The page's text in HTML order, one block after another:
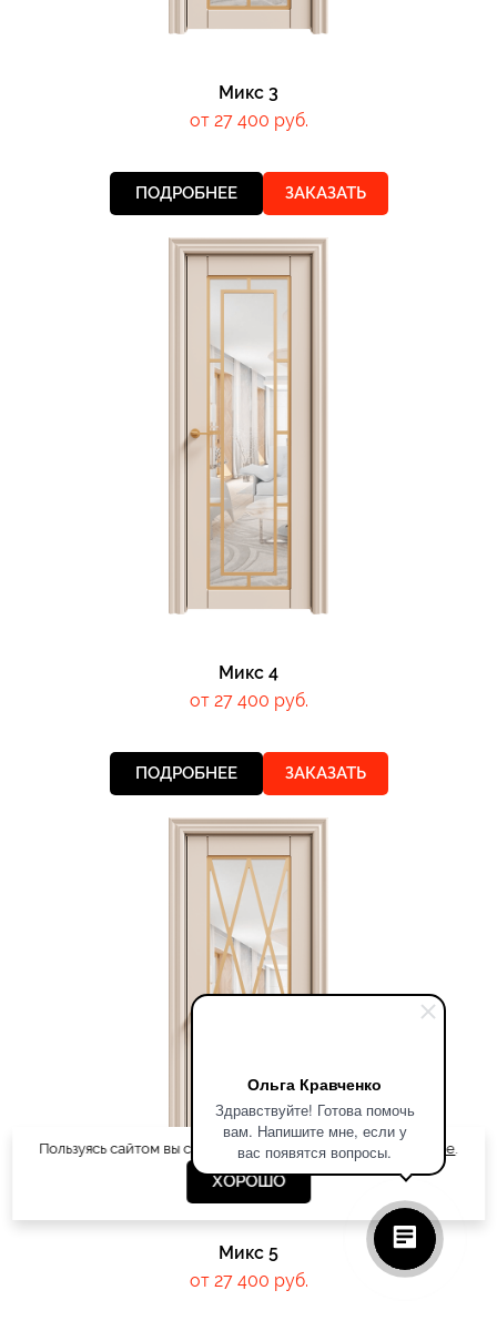
Ольга Кравченко
Здравствуйте! Готова помочь
вам. Напишите мне, если у
вас появятся вопросы.
Микс 3
от 27 400 руб.
ПОДРОБНЕЕ ЗАКАЗАТЬ
Микс 4
от 27 400 руб.
ПОДРОБНЕЕ ЗАКАЗАТЬ
Микс 5
от 27 400 руб.
Пользуясь сайтом вы соглашаетесьс использованием cookie.
ХОРОШО